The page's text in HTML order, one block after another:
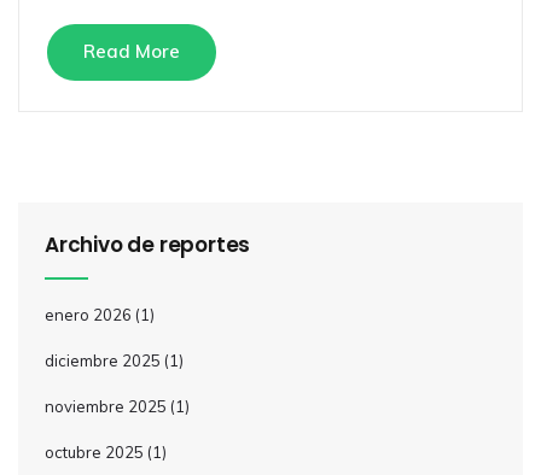
Read More
Archivo de reportes
enero 2026 (1)
diciembre 2025 (1)
noviembre 2025 (1)
octubre 2025 (1)